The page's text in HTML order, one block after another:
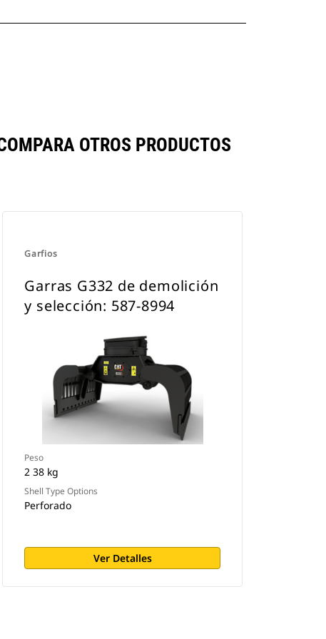
OTROS PRODUCTOS
Garfios
Garras G332 de demolición
y selección: 587-8994
Peso
2 38 kg
Shell Type Options
Perforado
Ver Detalles